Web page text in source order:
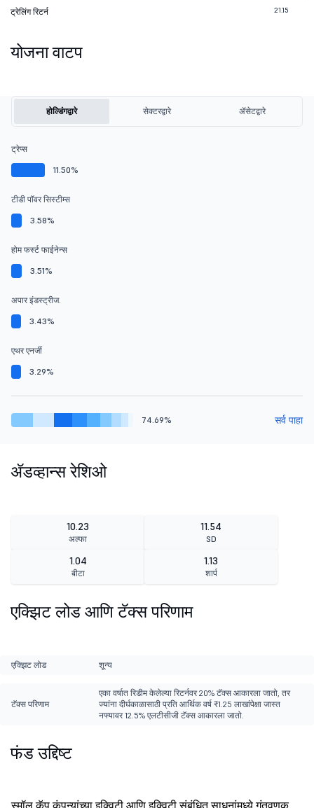
ट्रेलिंग रिटर्न 21.15
योजना वाटप
होल्डिंगद्वारे सेक्टरद्वारे ॲसेटद्वारे
ट्रेप्स
11.50%
टीडी पॉवर सिस्टीम्स
3.58%
होम फर्स्ट फाईनेन्स
3.51%
अपार इंडस्ट्रीज.
3.43%
एथर एनर्जी
3.29%
74.69% सर्व पाहा
ॲडव्हान्स रेशिओ
10.23
अल्फा
11.54
SD
1.04
बीटा
1.13
शार्प
एक्झिट लोड आणि टॅक्स परिणाम
एक्झिट लोड शून्य
टॅक्स परिणाम
एका वर्षात रिडीम केलेल्या रिटर्नवर 20% टॅक्स आकारला जातो, तर
ज्यांना दीर्घकाळासाठी प्रति आर्थिक वर्ष ₹1.25 लाखांपेक्षा जास्त
नफ्यावर 12.5% एलटीसीजी टॅक्स आकारला जातो.
फंड उद्दिष्ट